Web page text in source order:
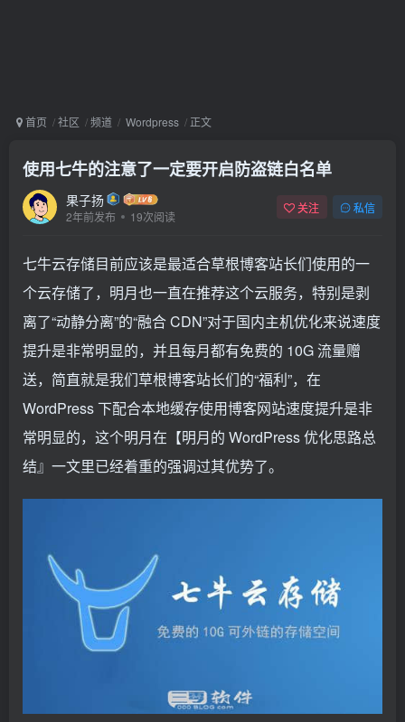
首页 社区 频道 Wordpress 正文
使用七牛的注意了一定要开启防盗链白名单
果子扬
2年前发布 19次阅读
关注 私信
七牛云存储目前应该是最适合草根博客站长们使用的一
个云存储了，明月也一直在推荐这个云服务，特别是剥
离了“动静分离”的“融合 CDN”对于国内主机优化来说速度
提升是非常明显的，并且每月都有免费的 10G 流量赠
送，简直就是我们草根博客站长们的“福利”，在
WordPress 下配合本地缓存使用博客网站速度提升是非
常明显的，这个明月在【明月的 WordPress 优化思路总
结』一文里已经着重的强调过其优势了。